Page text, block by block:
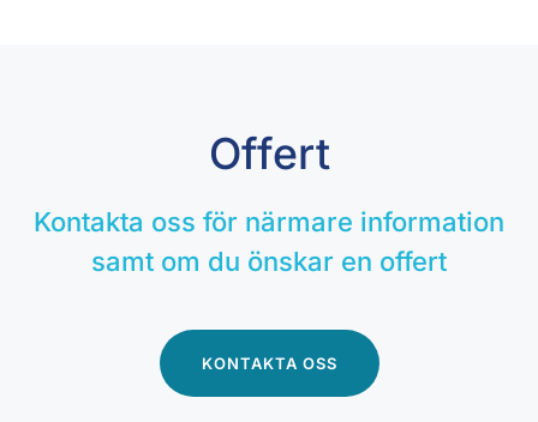
Offert
Kontakta oss för närmare information
samt om du önskar en offert
KONTAKTA OSS